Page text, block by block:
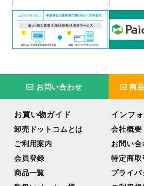
お問い合わせ 商
お買い物ガイド
卸売ドットコムとは
ご利用案内
会員登録
商品一覧
インフ
会社概要
お問い合
特定商
プライ